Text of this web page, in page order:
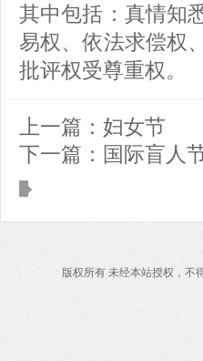
其中包括：真情知
易权、依法求偿权
批评权受尊重权。
上一篇： 妇女节
下一篇： 国际盲人
版权所有 未经本站授权，不